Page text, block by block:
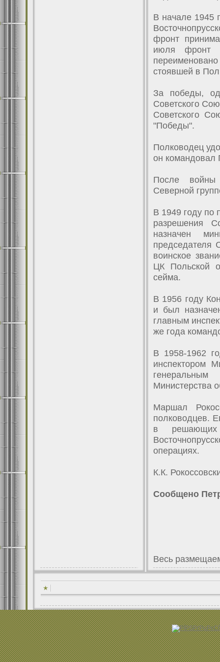
В начале 1945
фронт
июля фронт
стоявшей в
За победы,
Советского
Советского
"Победы".
Полководец
он
После войны
Северной
В 1949 году по
разрешения
назначен
председателя
воинское
ЦК Польской
сейма.
В 1956 году
и был
главным
же года
В 1958-1962
инспектором
Министерства
Маршал
полководцев.
в решающих
операциях.
К.К.
Сообщено
Весь